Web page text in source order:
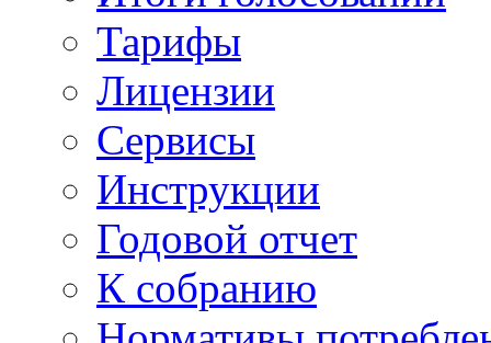
Тарифы
Лицензии
Сервисы
Инструкции
Годовой отчет
К собранию